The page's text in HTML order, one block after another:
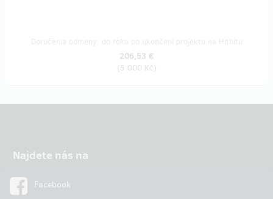
206,53 €
(5 000 Kč)
Najdete nás na
Facebook